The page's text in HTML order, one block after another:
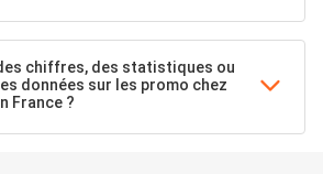
chiffres, des statistiques ou
données sur les promo chez
France ?